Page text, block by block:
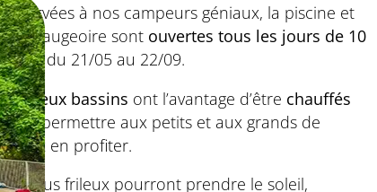
Réservées à nos campeurs géniaux, la piscine et
la pataugeoire sont ouvertes tous les jours de 10
à 19hdu 21/05 au 22/09.
Lesdeux bassins ont l’avantage d’être chauffés
pour permettre aux petits et aux grands de
mieux en profiter.
Les plus frileux pourront prendre le soleil,